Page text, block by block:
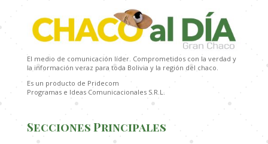
El medio de comunicación líder. Comprometidos con la verdad y
la información veraz para toda Bolivia y la región del chaco.
Es un producto de Pridecom
Programas e Ideas Comunicacionales S.R.L.
Secciones Principales